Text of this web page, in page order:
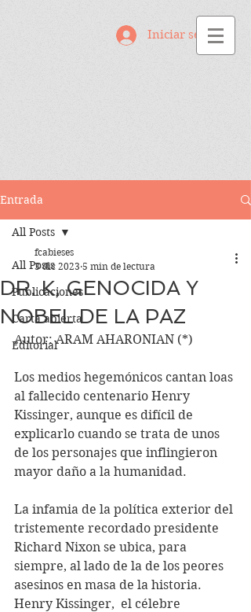
Iniciar sesión
Entrada
All Posts
Publicaciones
Carta abierta
Editorial
All Posts
DR. K, GENOCIDA Y
NOBEL DE LA PAZ
fcabieses
3 dic 2023 5 min de lectura
Autor: ARAM AHARONIAN (*)
Los medios hegemónicos cantan loas
al fallecido centenario Henry
Kissinger, aunque es difícil de
explicarlo cuando se trata de unos
de los personajes que inflingieron
mayor daño a la humanidad.
La infamia de la política exterior del
tristemente recordado presidente
Richard Nixon se ubica, para
siempre, al lado de la de los peores
asesinos en masa de la historia.
Henry Kissinger,  el célebre